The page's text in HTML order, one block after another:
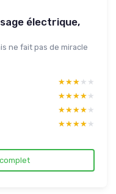
électrique,
ne fait pas de miracle
★★★★★
★★★★★
★★★★★
★★★★★
★★★★★
★★★★★
★★★★★
★★★★★